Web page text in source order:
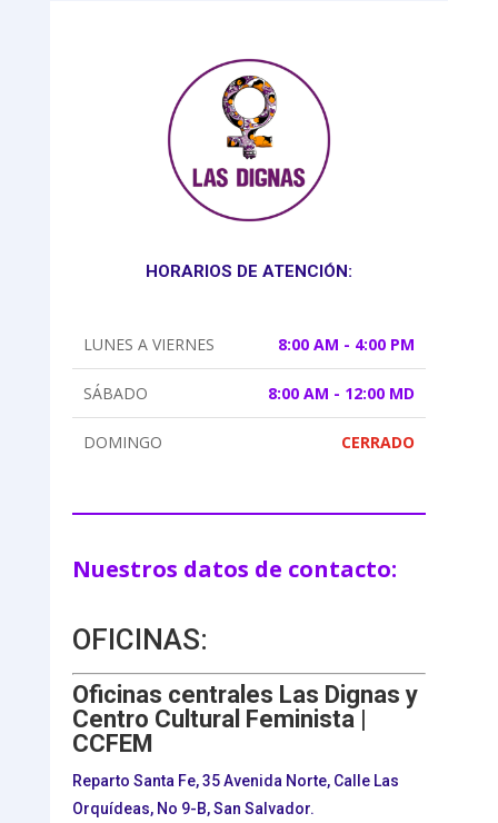
HORARIOS DE ATENCIÓN:
LUNES A VIERNES 8:00 AM - 4:00 PM
SÁBADO 8:00 AM - 12:00 MD
DOMINGO CERRADO
Nuestros datos de contacto:
OFICINAS:
Oficinas centrales Las Dignas y
Centro Cultural Feminista |
CCFEM
Reparto Santa Fe, 35 Avenida Norte, Calle Las
Orquídeas, No 9-B, San Salvador.